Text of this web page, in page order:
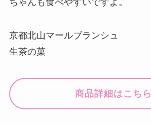
京都北山マールブランシュ
生茶の菓
商品詳細はこちら